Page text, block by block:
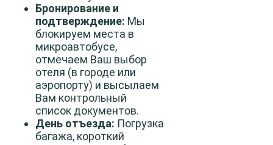
Бронирование и
подтверждение: Мы
блокируем места в
микроавтобусе,
отмечаем Ваш выбор
отеля (в городе или
аэропорту) и высылаем
Вам контрольный
список документов.
День отъезда: Погрузка
багажа, короткий